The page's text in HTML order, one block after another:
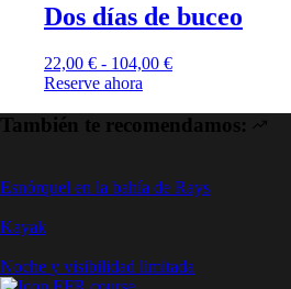
Dos días de buceo
22,00 € - 104,00 €
Reserve ahora
También te recomendamos:
Esnórquel en la bahía de Rays
Kayak
Noche y visibilidad limitada